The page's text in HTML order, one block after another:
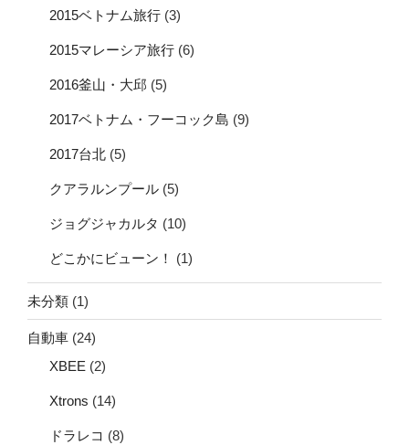
2015ベトナム旅行 (3)
2015マレーシア旅行 (6)
2016釜山・大邱 (5)
2017ベトナム・フーコック島 (9)
2017台北 (5)
クアラルンプール (5)
ジョグジャカルタ (10)
どこかにビューン！ (1)
未分類 (1)
自動車 (24)
XBEE (2)
Xtrons (14)
ドラレコ (8)